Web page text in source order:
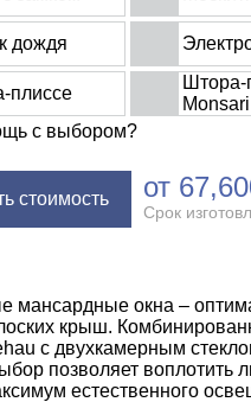
дождя
плиссе
Штора-
с выбором?
стоимость от
Срок
мансардные окна –
крыш.
с двухкамерным
позволяет
естественного